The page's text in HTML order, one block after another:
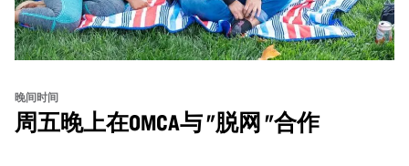
晚间时间
周五晚上在OMCA与 "脱网 "合作